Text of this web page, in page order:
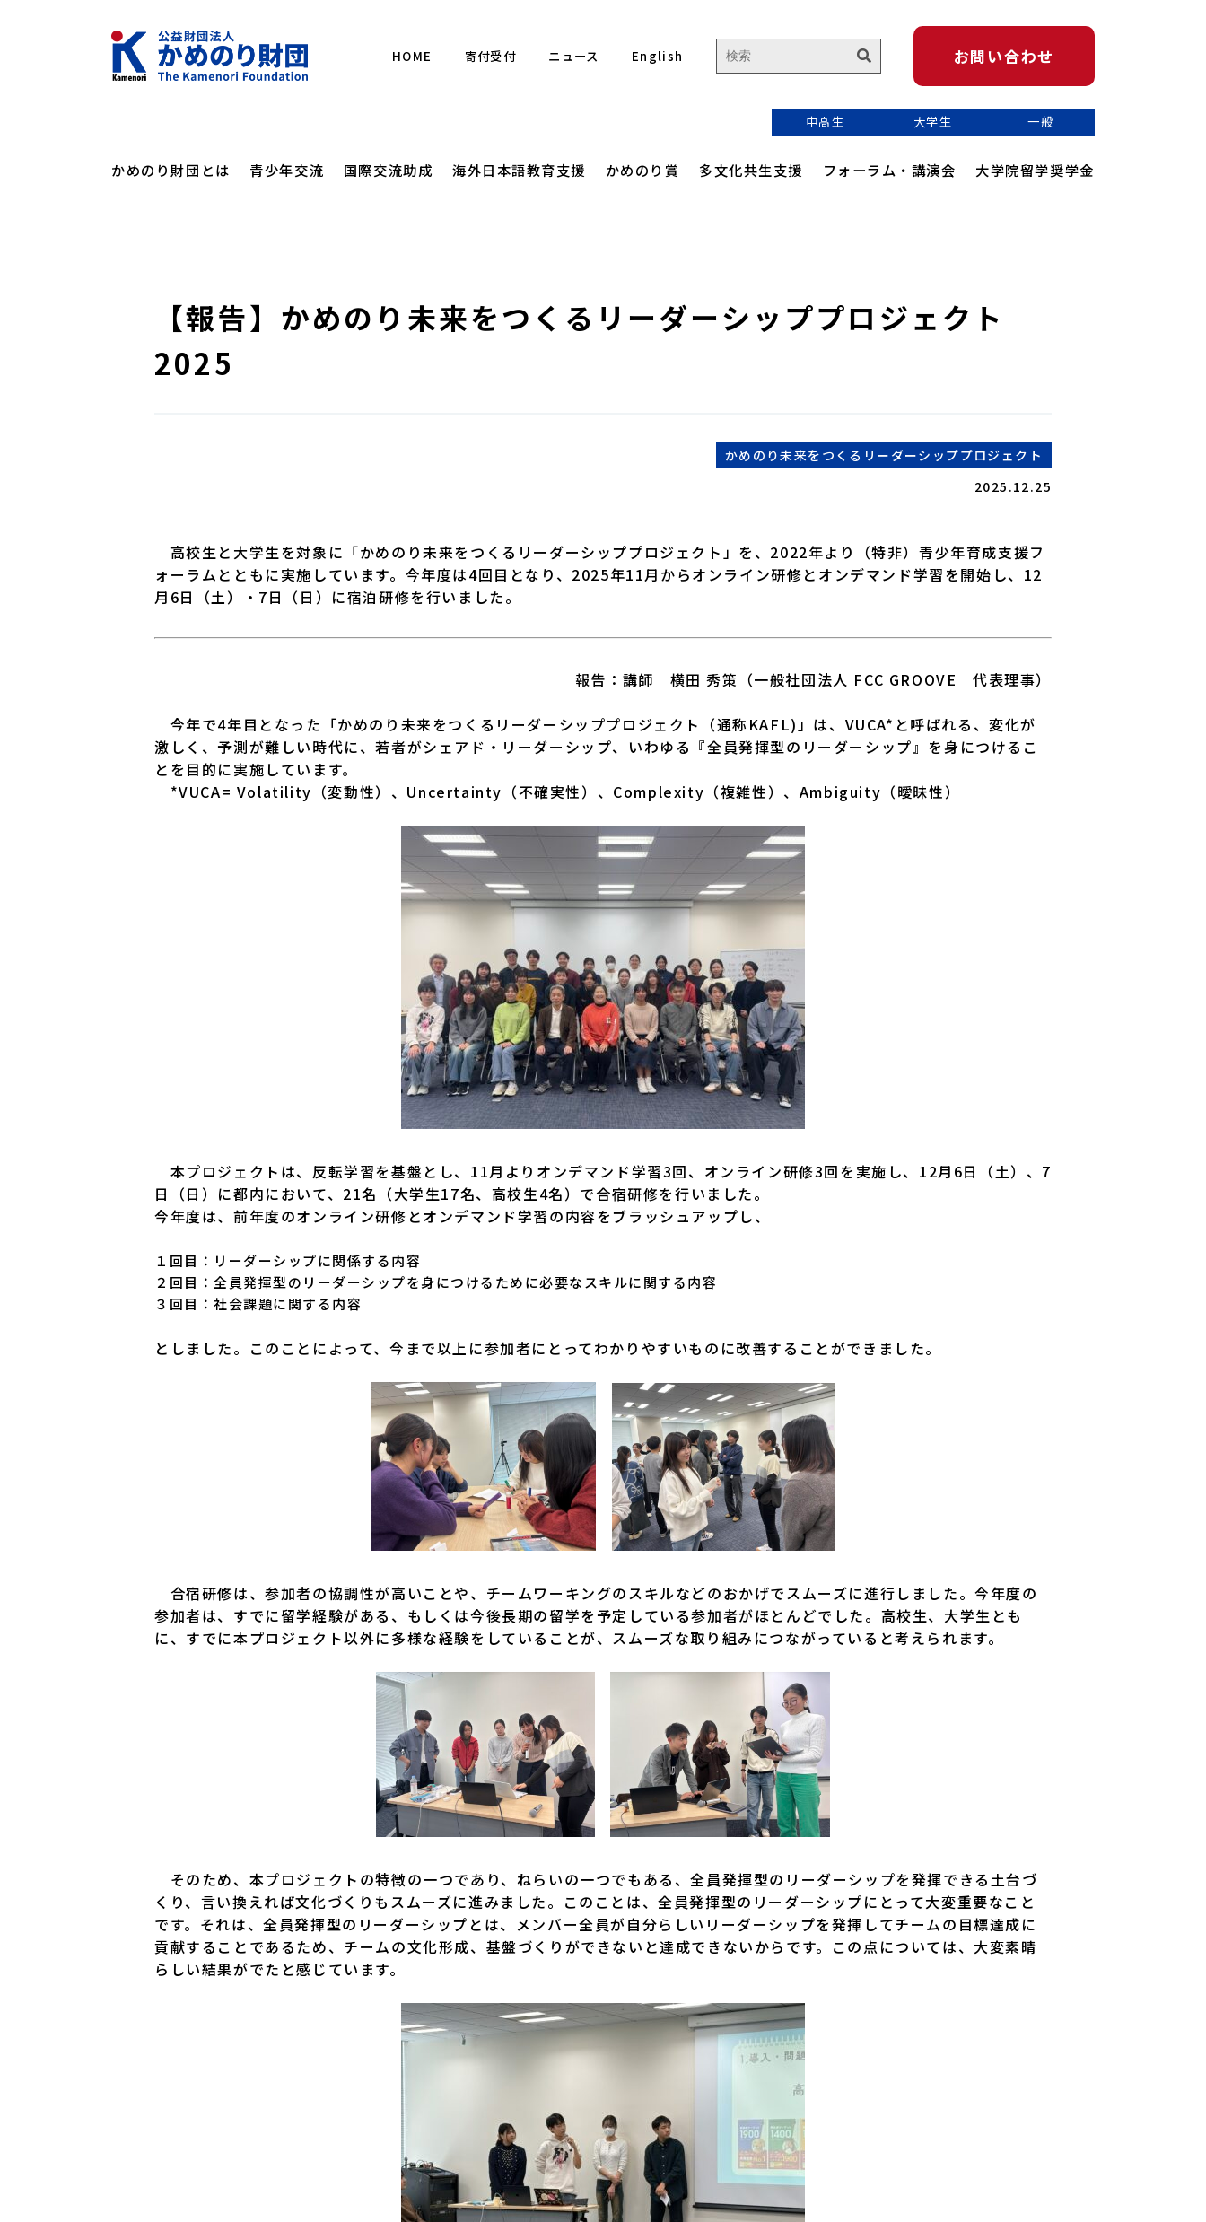
HOME 寄付受付 ニュース English お問い合わせ
中高生 大学生 一般
かめのり財団とは
かめのり財団とは
設立の経緯
沿革
事業計画
青少年交流
青少年交流
国際協力現場体験学習
かめのり地球青少年サミット
国際交流助成 海外日本語教育支援
海外日本語教育支援
にほんご人フォーラム 各国関連事業
かめのり賞 多文化共生支援 フォーラム・講演会
フォーラム・講演会
オンライン連続セミナー
大学院留学奨学金
【報告】かめのり未来をつくるリーダーシッププロジェクト
2025
かめのり未来をつくるリーダーシッププロジェクト
2025.12.25
高校生と大学生を対象に「かめのり未来をつくるリーダーシッププロジェクト」を、2022年より（特非）青少年育成支援フ
ォーラムとともに実施しています。今年度は4回目となり、2025年11月からオンライン研修とオンデマンド学習を開始し、12
月6日（土）・7日（日）に宿泊研修を行いました。
報告：講師 横田 秀策（一般社団法人 FCC GROOVE 代表理事）
今年で4年目となった「かめのり未来をつくるリーダーシッププロジェクト（通称KAFL)」は、VUCA*と呼ばれる、変化が
激しく、予測が難しい時代に、若者がシェアド・リーダーシップ、いわゆる『全員発揮型のリーダーシップ』を身につけるこ
とを目的に実施しています。
*VUCA= Volatility（変動性）、Uncertainty（不確実性）、Complexity（複雑性）、Ambiguity（曖昧性）
本プロジェクトは、反転学習を基盤とし、11月よりオンデマンド学習3回、オンライン研修3回を実施し、12月6日（土）、7
日（日）に都内において、21名（大学生17名、高校生4名）で合宿研修を行いました。
今年度は、前年度のオンライン研修とオンデマンド学習の内容をブラッシュアップし、
１回目：リーダーシップに関係する内容
２回目：全員発揮型のリーダーシップを身につけるために必要なスキルに関する内容
３回目：社会課題に関する内容
としました。このことによって、今まで以上に参加者にとってわかりやすいものに改善することができました。
合宿研修は、参加者の協調性が高いことや、チームワーキングのスキルなどのおかげでスムーズに進行しました。今年度の
参加者は、すでに留学経験がある、もしくは今後長期の留学を予定している参加者がほとんどでした。高校生、大学生とも
に、すでに本プロジェクト以外に多様な経験をしていることが、スムーズな取り組みにつながっていると考えられます。
そのため、本プロジェクトの特徴の一つであり、ねらいの一つでもある、全員発揮型のリーダーシップを発揮できる土台づ
くり、言い換えれば文化づくりもスムーズに進みました。このことは、全員発揮型のリーダーシップにとって大変重要なこと
です。それは、全員発揮型のリーダーシップとは、メンバー全員が自分らしいリーダーシップを発揮してチームの目標達成に
貢献することであるため、チームの文化形成、基盤づくりができないと達成できないからです。この点については、大変素晴
らしい結果がでたと感じています。